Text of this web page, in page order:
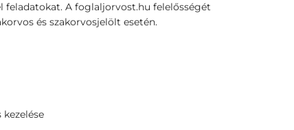
A foglaljorvost.hu felelősségét
és szakorvosjelölt esetén.